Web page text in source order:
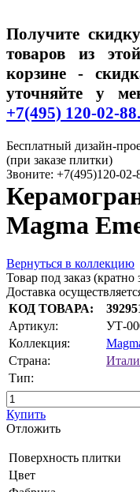
Получите
товаров из
корзине -
уточняйте у
+7(495) 120-02-88.
Бесплатный дизайн-
(при заказе плитки)
Звоните: +7(495)120-02-
Magma
Вернуться в коллекцию
Товар под заказ (кратно
Доставка
КОД ТОВАРА:
Артикул:
УТ-
Коллекция:
Страна:
Тип:
Купить
Oтложить
Поверхность плитки
Цвет